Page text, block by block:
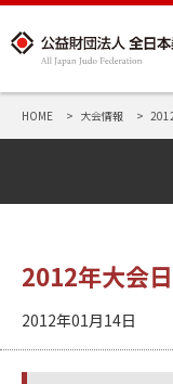
HOME 大会情報
2012年大会
2012年01月14日